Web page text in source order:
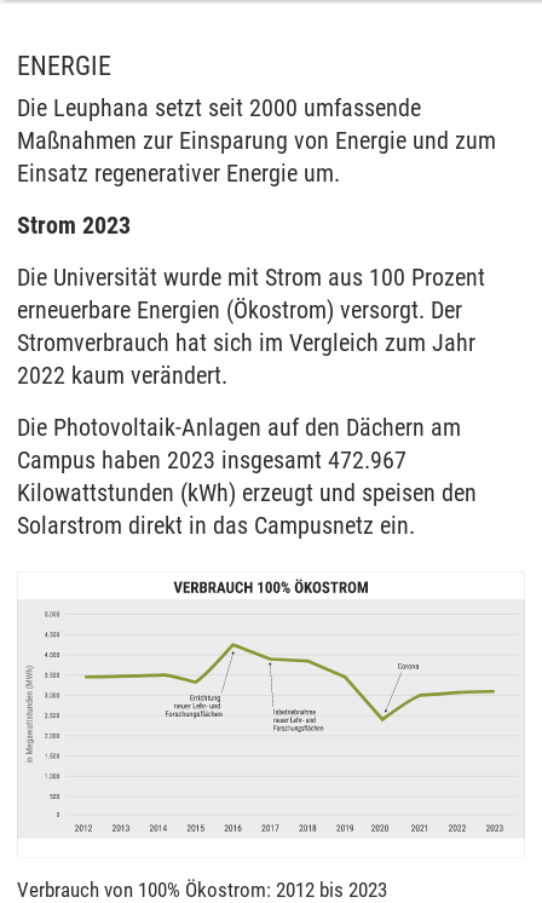
ENERGIE
Die Leuphana setzt seit 2000 umfassende
Maßnahmen zur Einsparung von Energie und zum
Einsatz regenerativer Energie um.
Strom 2023
Die Universität wurde mit Strom aus 100 Prozent
erneuerbare Energien (Ökostrom) versorgt. Der
Stromverbrauch hat sich im Vergleich zum Jahr
2022 kaum verändert.
Die Photovoltaik-Anlagen auf den Dächern am
Campus haben 2023 insgesamt 472.967
Kilowattstunden (kWh) erzeugt und speisen den
Solarstrom direkt in das Campusnetz ein.
Verbrauch von 100% Ökostrom: 2012 bis 2023